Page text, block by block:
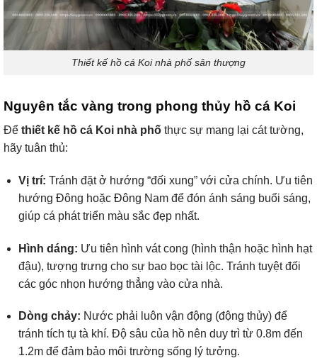
Thiết kế hồ cá Koi nhà phố sân thượng
Nguyên tắc vàng trong phong thủy hồ cá Koi
Để thiết kế hồ cá Koi nhà phố thực sự mang lại cát tường,
hãy tuân thủ:
Vị trí: Tránh đặt ở hướng “đối xung” với cửa chính. Ưu tiên
hướng Đông hoặc Đông Nam để đón ánh sáng buổi sáng,
giúp cá phát triển màu sắc đẹp nhất.
Hình dáng: Ưu tiên hình vát cong (hình thận hoặc hình hạt
đậu), tượng trưng cho sự bao bọc tài lộc. Tránh tuyệt đối
các góc nhọn hướng thẳng vào cửa nhà.
Dòng chảy: Nước phải luôn vận động (động thủy) để
tránh tích tụ tà khí. Độ sâu của hồ nên duy trì từ 0.8m đến
1.2m để đảm bảo môi trường sống lý tưởng.